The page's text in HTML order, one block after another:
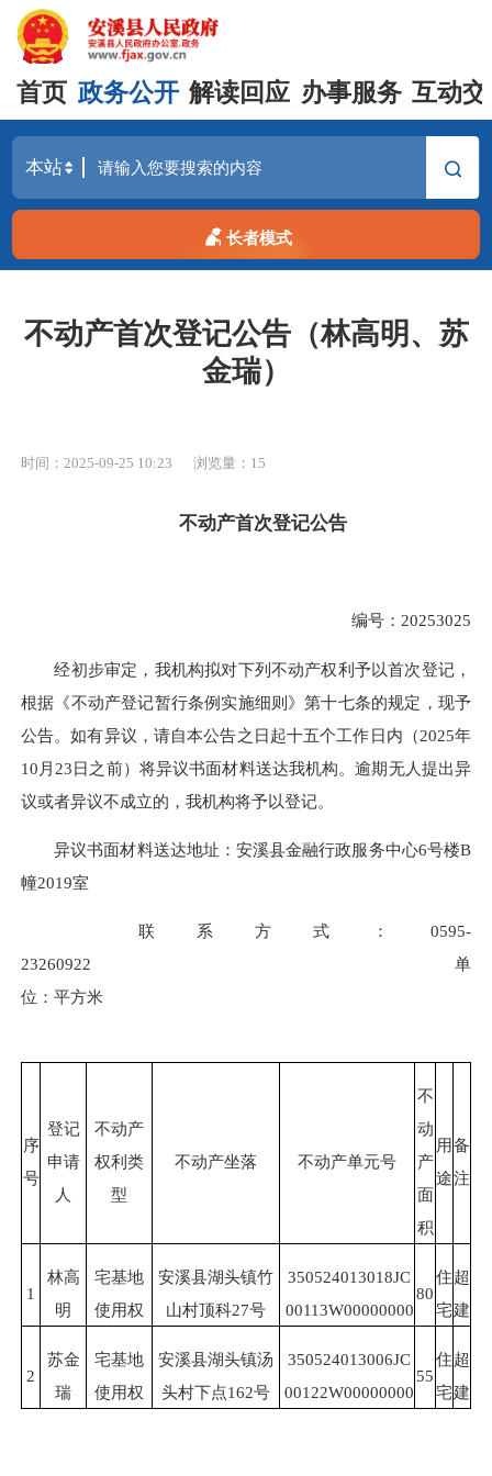
首页 政务公开 解读回应 办事服务 互动
长者模式
不动产首次登记公告（林高明、苏
金瑞）
时间：2025-09-25 10:23 浏览量： 15
不动产首次登记公告
编号：20253025
经初步审定，我机构拟对下列不动产权利予以首次登记，
根据《不动产登记暂行条例实施细则》第十七条的规定，现予
公告。如有异议，请自本公告之日起十五个工作日内（2025年
10月23日之前）将异议书面材料送达我机构。逾期无人提出异
议或者异议不成立的，我机构将予以登记。
异议书面材料送达地址：安溪县金融行政服务中心6号楼B
幢2019室
联系方式：0595-
23260922 单
位：平方米
序
号
登记
申请
人
不动产
权利类
型
不动产坐落 不动产单元号
不
动
产
面
积
用
途
备
注
1
林高
明
宅基地
使用权
安溪县湖头镇竹
山村顶科27号
350524013018JC
00113W00000000
80
住
宅
超
建
2
苏金
瑞
宅基地
使用权
安溪县湖头镇汤
头村下点162号
350524013006JC
00122W00000000
55
住
宅
超
建